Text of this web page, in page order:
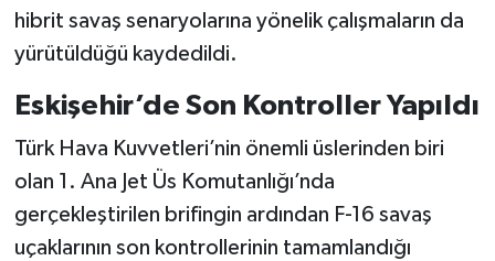
hibrit savaş senaryolarına yönelik çalışmaların da
yürütüldüğü kaydedildi.
Eskişehir’de Son Kontroller Yapıldı
Türk Hava Kuvvetleri’nin önemli üslerinden biri
olan 1. Ana Jet Üs Komutanlığı’nda
gerçekleştirilen brifingin ardından F-16 savaş
uçaklarının son kontrollerinin tamamlandığı